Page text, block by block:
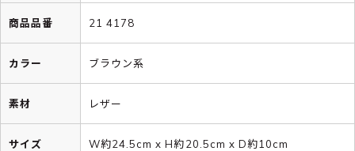
商品品番 21 4178
カラー ブラウン系
素材 レザー
サイズ
W約24.5cm x H約20.5cm x D約10cm